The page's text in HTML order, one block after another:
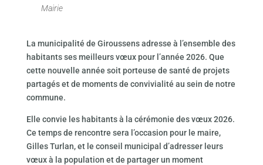
Mairie
La municipalité de Giroussens adresse à l’ensemble des
habitants ses meilleurs vœux pour l’année 2026. Que
cette nouvelle année soit porteuse de santé de projets
partagés et de moments de convivialité au sein de notre
commune.
Elle convie les habitants à la cérémonie des vœux 2026.
Ce temps de rencontre sera l’occasion pour le maire,
Gilles Turlan, et le conseil municipal d’adresser leurs
vœux à la population et de partager un moment